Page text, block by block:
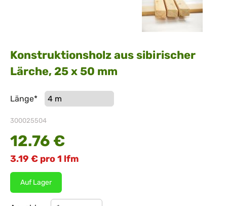
Konstruktionsholz aus sibirischer
Lärche, 25 x 50 mm
Pflichtfeld
Länge*
300025504
12.76 €
3.19 € pro 1 lfm
Auf Lager